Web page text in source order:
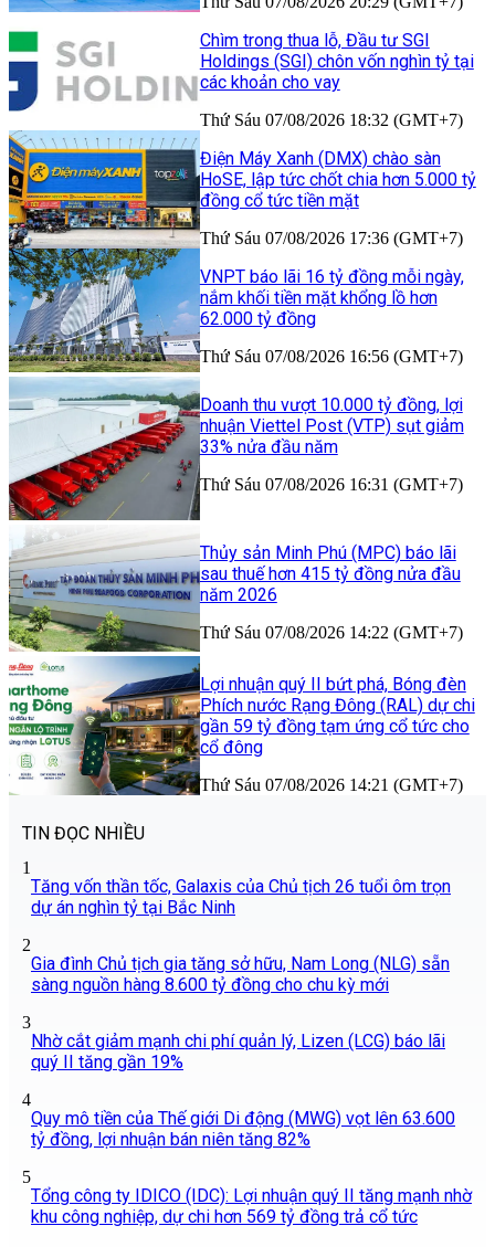
Chìm trong thua lỗ, Đầu tư SGI
Holdings (SGI) chôn vốn nghìn tỷ tại
các khoản cho vay
Thứ Sáu 07/08/2026 18:32 (GMT+7)
Điện Máy Xanh (DMX) chào sàn
HoSE, lập tức chốt chia hơn 5.000 tỷ
đồng cổ tức tiền mặt
Thứ Sáu 07/08/2026 17:36 (GMT+7)
VNPT báo lãi 16 tỷ đồng mỗi ngày,
nắm khối tiền mặt khổng lồ hơn
62.000 tỷ đồng
Thứ Sáu 07/08/2026 16:56 (GMT+7)
Doanh thu vượt 10.000 tỷ đồng, lợi
nhuận Viettel Post (VTP) sụt giảm
33% nửa đầu năm
Thứ Sáu 07/08/2026 16:31 (GMT+7)
Thủy sản Minh Phú (MPC) báo lãi
sau thuế hơn 415 tỷ đồng nửa đầu
năm 2026
Thứ Sáu 07/08/2026 14:22 (GMT+7)
Lợi nhuận quý II bứt phá, Bóng đèn
Phích nước Rạng Đông (RAL) dự chi
gần 59 tỷ đồng tạm ứng cổ tức cho
cổ đông
Thứ Sáu 07/08/2026 14:21 (GMT+7)
TIN ĐỌC NHIỀU
1
Tăng vốn thần tốc, Galaxis của Chủ tịch 26 tuổi ôm trọn
dự án nghìn tỷ tại Bắc Ninh
2
Gia đình Chủ tịch gia tăng sở hữu, Nam Long (NLG) sẵn
sàng nguồn hàng 8.600 tỷ đồng cho chu kỳ mới
3
Nhờ cắt giảm mạnh chi phí quản lý, Lizen (LCG) báo lãi
quý II tăng gần 19%
4
Quy mô tiền của Thế giới Di động (MWG) vọt lên 63.600
tỷ đồng, lợi nhuận bán niên tăng 82%
5
Tổng công ty IDICO (IDC): Lợi nhuận quý II tăng mạnh nhờ
khu công nghiệp, dự chi hơn 569 tỷ đồng trả cổ tức